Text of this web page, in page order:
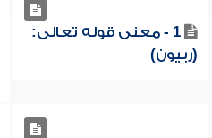
1 - معنى قوله تعالى:
(ربيون)